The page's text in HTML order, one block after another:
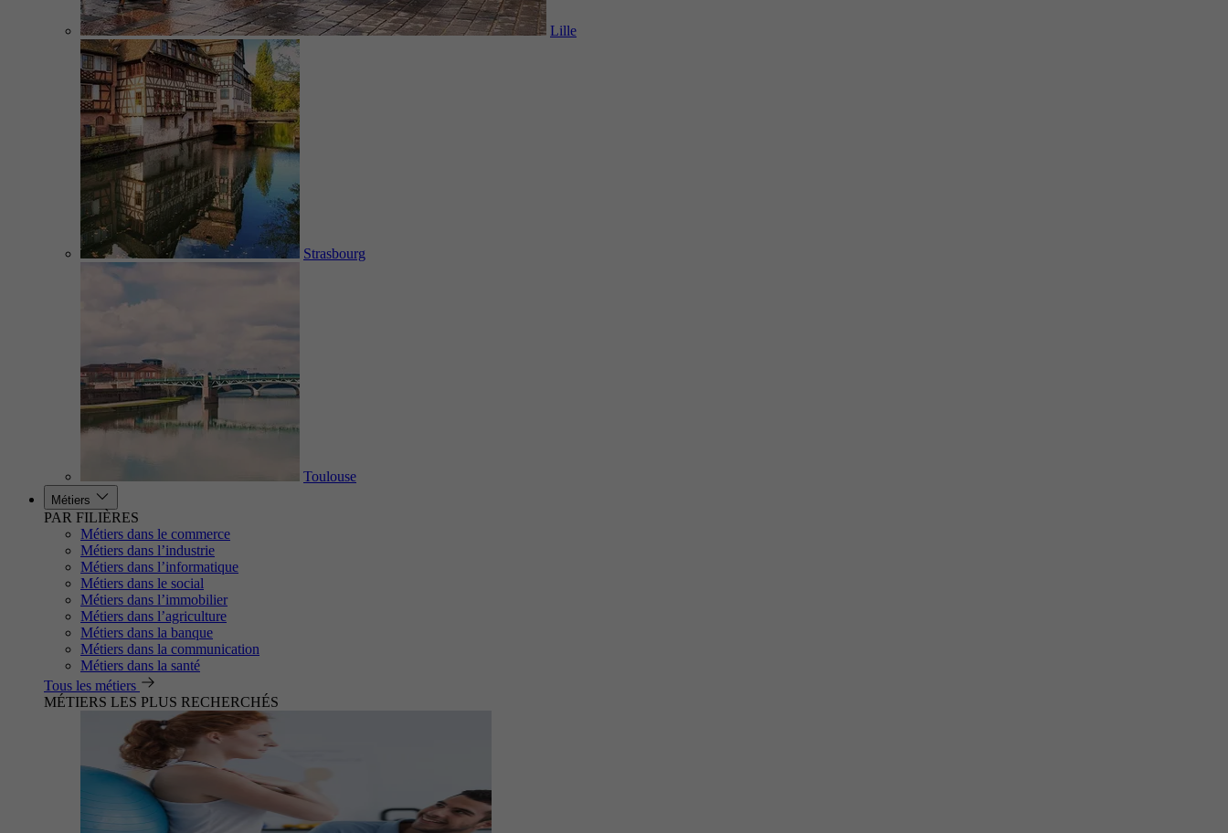
Lille
Strasbourg
Toulouse
Métiers
PAR FILIÈRES
Métiers dans le commerce
Métiers dans l’industrie
Métiers dans l’informatique
Métiers dans le social
Métiers dans l’immobilier
Métiers dans l’agriculture
Métiers dans la banque
Métiers dans la communication
Métiers dans la santé
Tous les métiers
MÉTIERS LES PLUS RECHERCHÉS